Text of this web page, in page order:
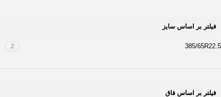
فیلتر بر اساس سایز
385/65R22.5
2
فیلتر بر اساس فاق